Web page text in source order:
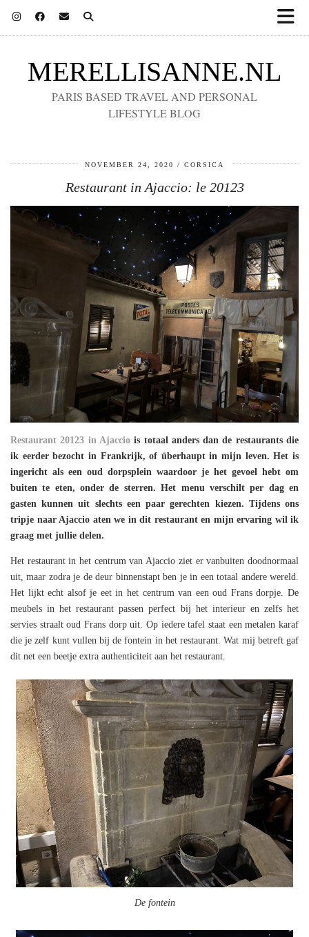
MERELLISANNE.NL
PARIS BASED TRAVEL AND PERSONAL
LIFESTYLE BLOG
NOVEMBER 24, 2020 CORSICA
Restaurant in Ajaccio: le 20123
Restaurant 20123 in Ajacciois totaal anders dan de restaurants die
ik eerder bezocht in Frankrijk, of überhaupt in mijn leven. Het is
ingericht als een oud dorpsplein waardoor je het gevoel hebt om
buiten te eten, onder de sterren. Het menu verschilt per dag en
gasten kunnen uit slechts een paar gerechten kiezen. Tijdens ons
tripje naar Ajaccio aten we in dit restaurant en mijn ervaring wil ik
graag met jullie delen.
Het restaurant in het centrum van Ajaccio ziet er vanbuiten doodnormaal
uit, maar zodra je de deur binnenstapt ben je in een totaal andere wereld.
Het lijkt echt alsof je eet in het centrum van een oud Frans dorpje. De
meubels in het restaurant passen perfect bij het interieur en zelfs het
servies straalt oud Frans dorp uit. Op iedere tafel staat een metalen karaf
die je zelf kunt vullen bij de fontein in het restaurant. Wat mij betreft gaf
dit net een beetje extra authenticiteit aan het restaurant.
De fontein